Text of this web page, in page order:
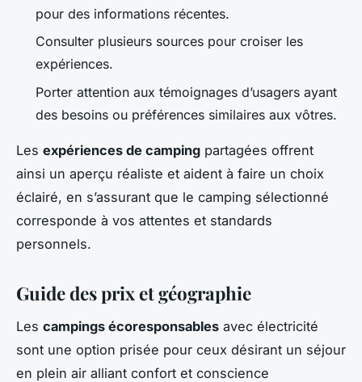
pour des informations récentes.
Consulter plusieurs sources pour croiser les
expériences.
Porter attention aux témoignages d’usagers ayant
des besoins ou préférences similaires aux vôtres.
Les expériences de camping partagées offrent
ainsi un aperçu réaliste et aident à faire un choix
éclairé, en s’assurant que le camping sélectionné
corresponde à vos attentes et standards
personnels.
Guide des prix et géographie
Les campings écoresponsables avec électricité
sont une option prisée pour ceux désirant un séjour
en plein air alliant confort et conscience